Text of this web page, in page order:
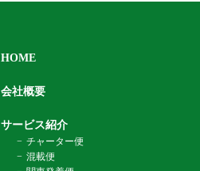
HOME
会社概要
サービス紹介
チャーター便
混載便